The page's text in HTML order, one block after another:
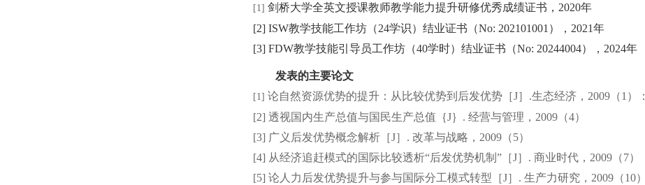
[1] 剑桥大学全英文授课教师教学能力提升研修优秀成绩证书， 2020年
[2] ISW教学技能工作坊（24学识）结业证书 （No: 202101001 ）， 2021年
[3] FDW教学技能引导员工作坊（40学时）结业证书（No: 20244004）， 2024年
发表的主要论文
[1] 论自然资源优势的提升：从比较优势到后发优势［J］ .生态经济， 2009 （1 ）：
[2] 透视国内生产总值与国民生产总值｛J｝ . 经营与管理， 2009 （4）
[3] 广义后发优势概念解析［J］ . 改革与战略， 2009 （5）
[4] 从经济追赶模式的国际比较透析“后发优势机制 ” ［J］ . 商业时代， 2009 （7）
[5] 论人力后发优势提升与参与国际分工模式转型［J］ . 生产力研究， 2009 （10）